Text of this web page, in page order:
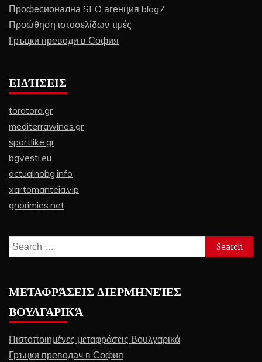
Професионална SEO агенция blog7
Προώθηση ιστοσελίδων τιμές
Гръцки преводи в София
ΕΙΔΉΣΕΙΣ
toratora.gr
mediterrawines.gr
sportlike.gr
bgvesti.eu
actualnobg.info
xartomanteia.vip
gnorimies.net
Search
for:
ΜΕΤΑΦΡΆΣΕΙΣ ΔΙΕΡΜΗΝΕΊΕΣ
ΒΟΥΛΓΑΡΙΚΆ
Πιστοποιημένες μεταφράσεις Βουλγαρικά
Гръцки преводач в София